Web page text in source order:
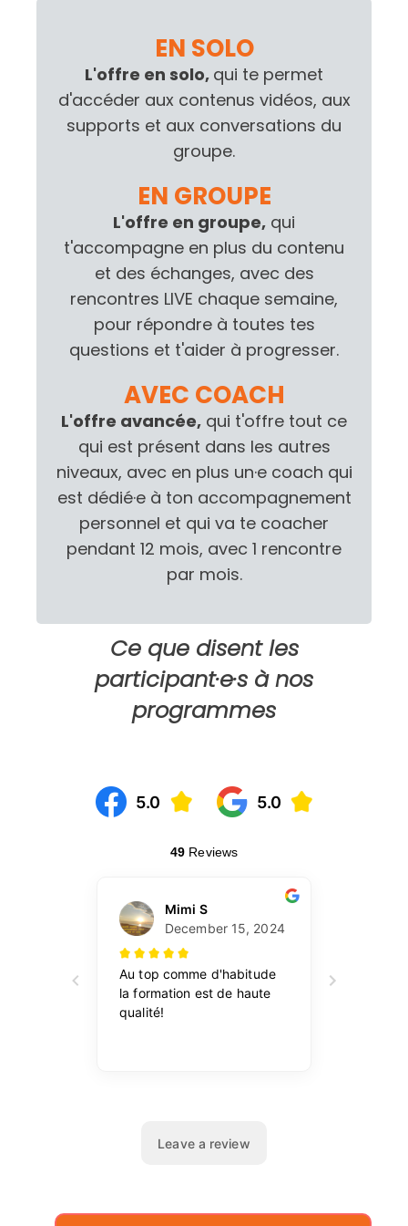
EN SOLO
L'offre en solo, qui te permet
d'accéder aux contenus vidéos, aux
supports et aux conversations du
groupe.
EN GROUPE
L'offre en groupe, qui
t'accompagne en plus du contenu
et des échanges, avec des
rencontres LIVE chaque semaine,
pour répondre à toutes tes
questions et t'aider à progresser.
AVEC COACH
L'offre avancée, qui t'offre tout ce
qui est présent dans les autres
niveaux, avec en plus un·e coach qui
est dédié·e à ton accompagnement
personnel et qui va te coacher
pendant 12 mois, avec 1 rencontre
par mois.
Ce que disent les
participant·e·s à nos
programmes